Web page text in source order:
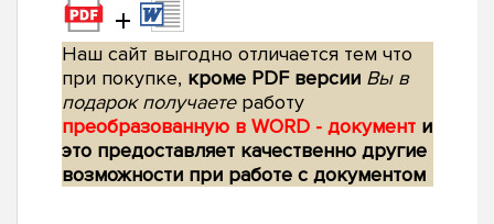
+
Наш сайт выгодно отличается тем что
при покупке, кроме PDF версии Вы в
подарок получаетеработу
преобразованную в WORD - документ и
это предоставляет качественно другие
возможности при работе с документом